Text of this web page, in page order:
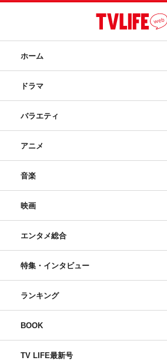
ホーム
ドラマ
バラエティ
アニメ
音楽
映画
エンタメ総合
特集・インタビュー
ランキング
BOOK
TV LIFE最新号